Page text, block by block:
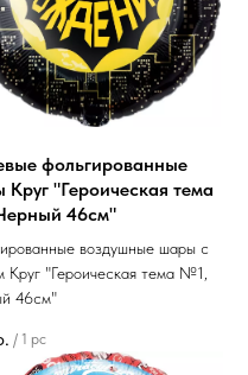
фольгированные
"Героическая тема
46см"
воздушные шары с
Круг "Героическая тема №1,
46см"
/ 1 pc